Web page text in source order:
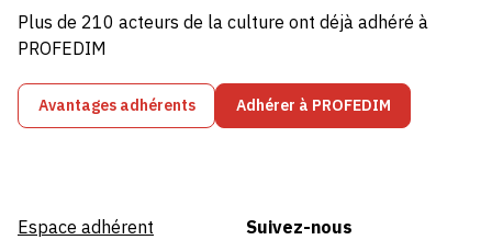
Plus de 210 acteurs de la culture ont déjà adhéré à
PROFEDIM
Avantages adhérents Adhérer à PROFEDIM
Espace adhérent
Suivez-nous